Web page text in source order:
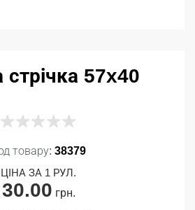
стрічка 57x40
товару: 38379
ЦІНА ЗА 1 РУЛ.
30.00 грн.